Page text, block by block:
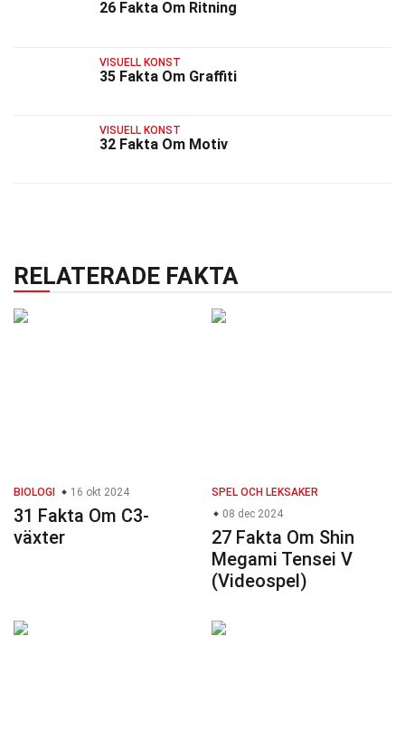
26 Fakta Om Ritning
VISUELL KONST
35 Fakta Om Graffiti
VISUELL KONST
32 Fakta Om Motiv
RELATERADE FAKTA
BIOLOGI 16 okt 2024
31 Fakta Om C3-
växter
SPEL OCH LEKSAKER
08 dec 2024
27 Fakta Om Shin
Megami Tensei V
(Videospel)